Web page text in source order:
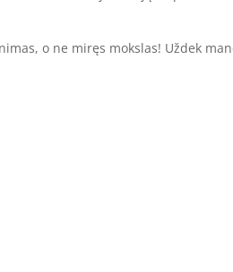
o ne miręs mokslas! Uždek